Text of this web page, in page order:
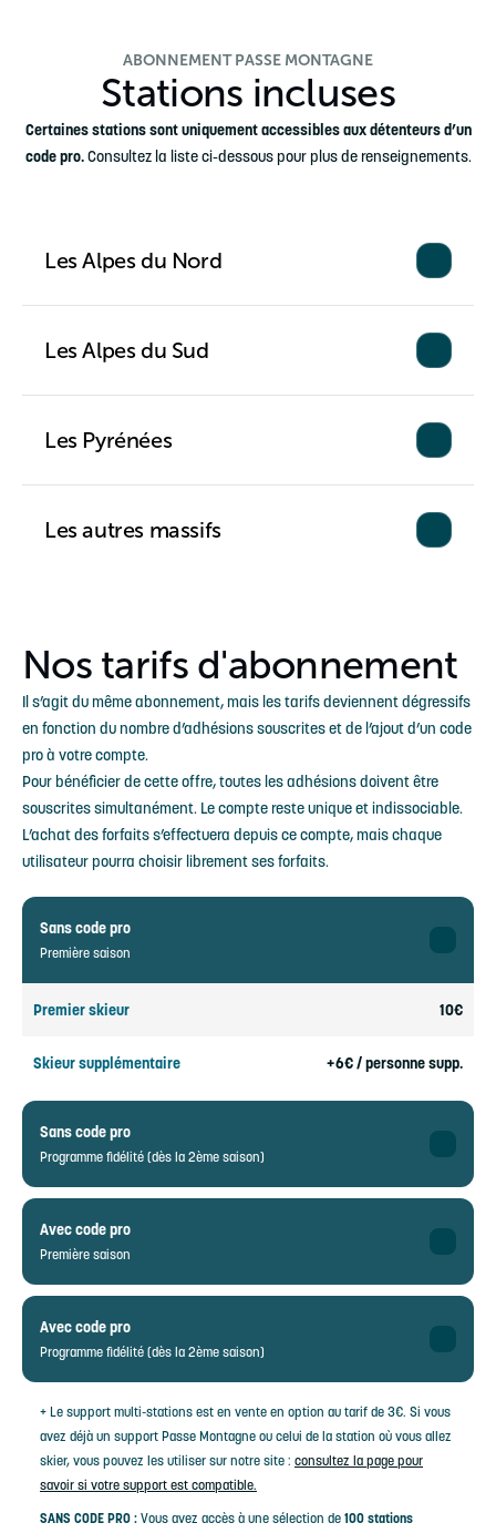
ABONNEMENT PASSE MONTAGNE
Stations incluses
Certaines stations sont uniquement accessibles aux détenteurs d’un
code pro.Consultez la liste ci-dessous pour plus de renseignements.
Les Alpes du Nord
Les Alpes du Sud
Les Pyrénées
Les autres massifs
Nos tarifs d'abonnement
Il s’agit du même abonnement, mais les tarifs deviennent dégressifs
en fonction du nombre d’adhésions souscrites et de l’ajout d’un code
pro à votre compte.
Pour bénéficier de cette offre, toutes les adhésions doivent être
souscrites simultanément. Le compte reste unique et indissociable.
L’achat des forfaits s’effectuera depuis ce compte, mais chaque
utilisateur pourra choisir librement ses forfaits.
Sans code pro
Première saison
Premier skieur 10€
Skieur supplémentaire +6€ / personne supp.
Sans code pro
Programme fidélité (dès la 2ème saison)
Avec code pro
Première saison
Skieur supplémentaire
Avec code pro
Programme fidélité (dès la 2ème saison)
Premier skieur 2,50€
Skieur supplémentaire +1,50€ / personne supp.
+ Le support multi-stations est en vente en option au tarif de 3€. Si vous
avez déjà un support Passe Montagne ou celui de la station où vous allez
skier, vous pouvez les utiliser sur notre site : consultez la page pour
savoir si votre support est compatible.
SANS CODE PRO : Vous avez accès à une sélection de 100 stations